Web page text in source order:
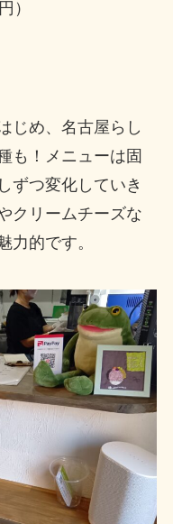
）
じめ、名古屋らし
も！メニューは固
ずつ変化していき
クリームチーズな
力的です。